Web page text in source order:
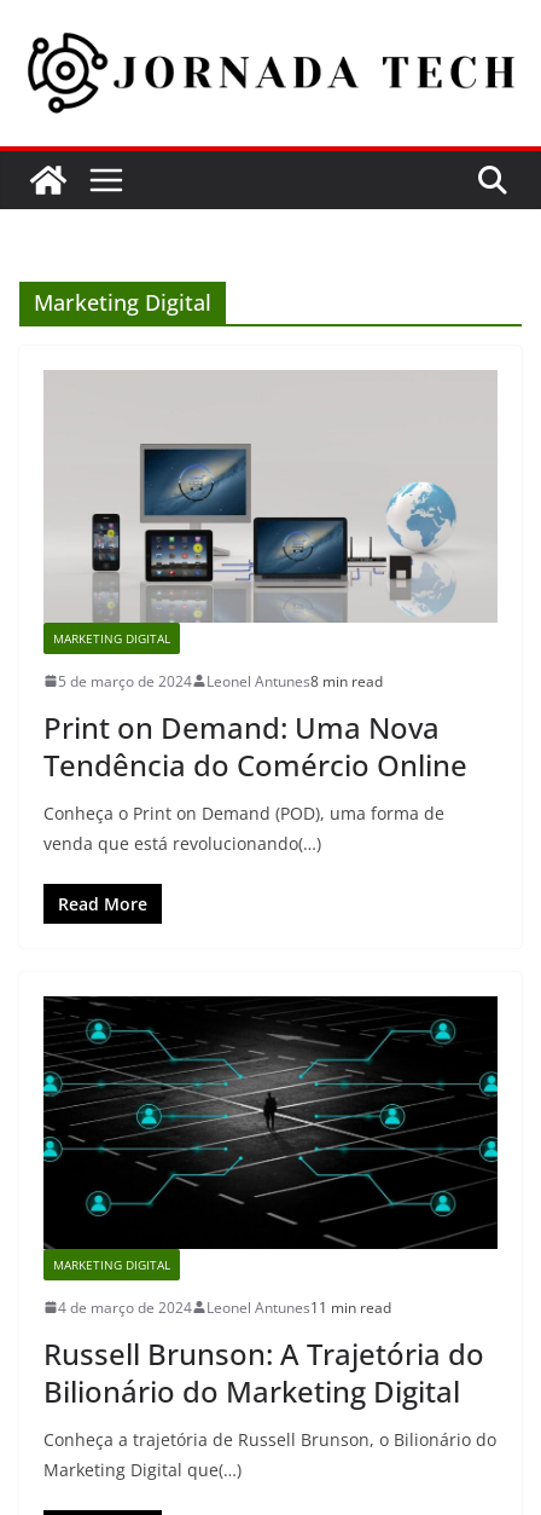
para
conteúdo
Marketing Digital
MARKETING DIGITAL
5 de março de 2024 Leonel Antunes8 min read
Print on Demand: Uma Nova
Tendência do Comércio Online
Conheça o Print on Demand (POD), uma forma de
venda que está revolucionando(…)
Read More
MARKETING DIGITAL
4 de março de 2024 Leonel Antunes11 min read
Russell Brunson: A Trajetória do
Bilionário do Marketing Digital
Conheça a trajetória de Russell Brunson, o Bilionário do
Marketing Digital que(…)